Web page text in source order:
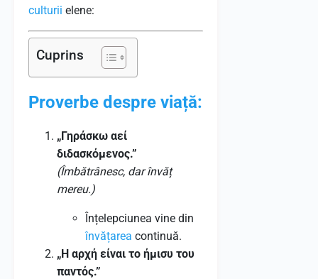
culturii elene:
Cuprins
Proverbe despre viață:
„Γηράσκω αεί
διδασκόμενος.”
(Îmbătrânesc, dar învăț
mereu.)
Înțelepciunea vine din
învățarea continuă.
„Η αρχή είναι το ήμισυ του
παντός.”